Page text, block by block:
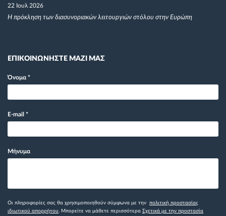
22 Ιουλ 2026
Η πρόκληση των διασυνοριακών λειτουργιών στόλου στην Ευρώπη
ΕΠΙΚΟΙΝΩΝΗΣΤΕ ΜΑΖΙ ΜΑΣ
Όνομα *
E-mail *
Μήνυμα
Οι πληροφορίες σας θα χρησιμοποιηθούν σύμφωνα με την πολιτική προστασίας
ιδιωτικού απορρήτου. Μπορείτε να μάθετε περισσότερα Σχετικά με την προστασία